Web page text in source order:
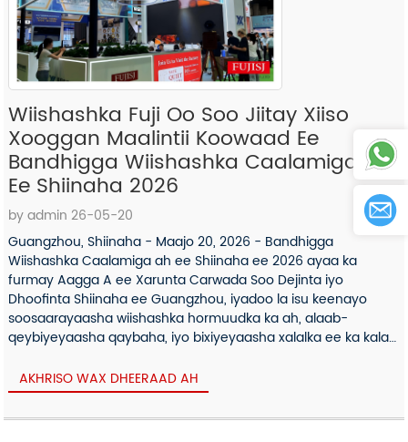
Wiishashka Fuji Oo Soo Jiitay Xiiso
Xooggan Maalintii Koowaad Ee
Bandhigga Wiishashka Caalamiga Ah
Ee Shiinaha 2026
by admin 26-05-20
Guangzhou, Shiinaha - Maajo 20, 2026 - Bandhigga
Wiishashka Caalamiga ah ee Shiinaha ee 2026 ayaa ka
furmay Aagga A ee Xarunta Carwada Soo Dejinta iyo
Dhoofinta Shiinaha ee Guangzhou, iyadoo la isu keenayo
soosaarayaasha wiishashka hormuudka ka ah, alaab-
qeybiyeyaasha qaybaha, iyo bixiyeyaasha xalalka ee ka kala
AKHRISO WAX DHEERAAD AH